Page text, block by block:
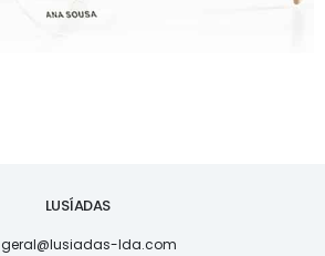
LUSÍADAS
geral@lusiadas-lda.com